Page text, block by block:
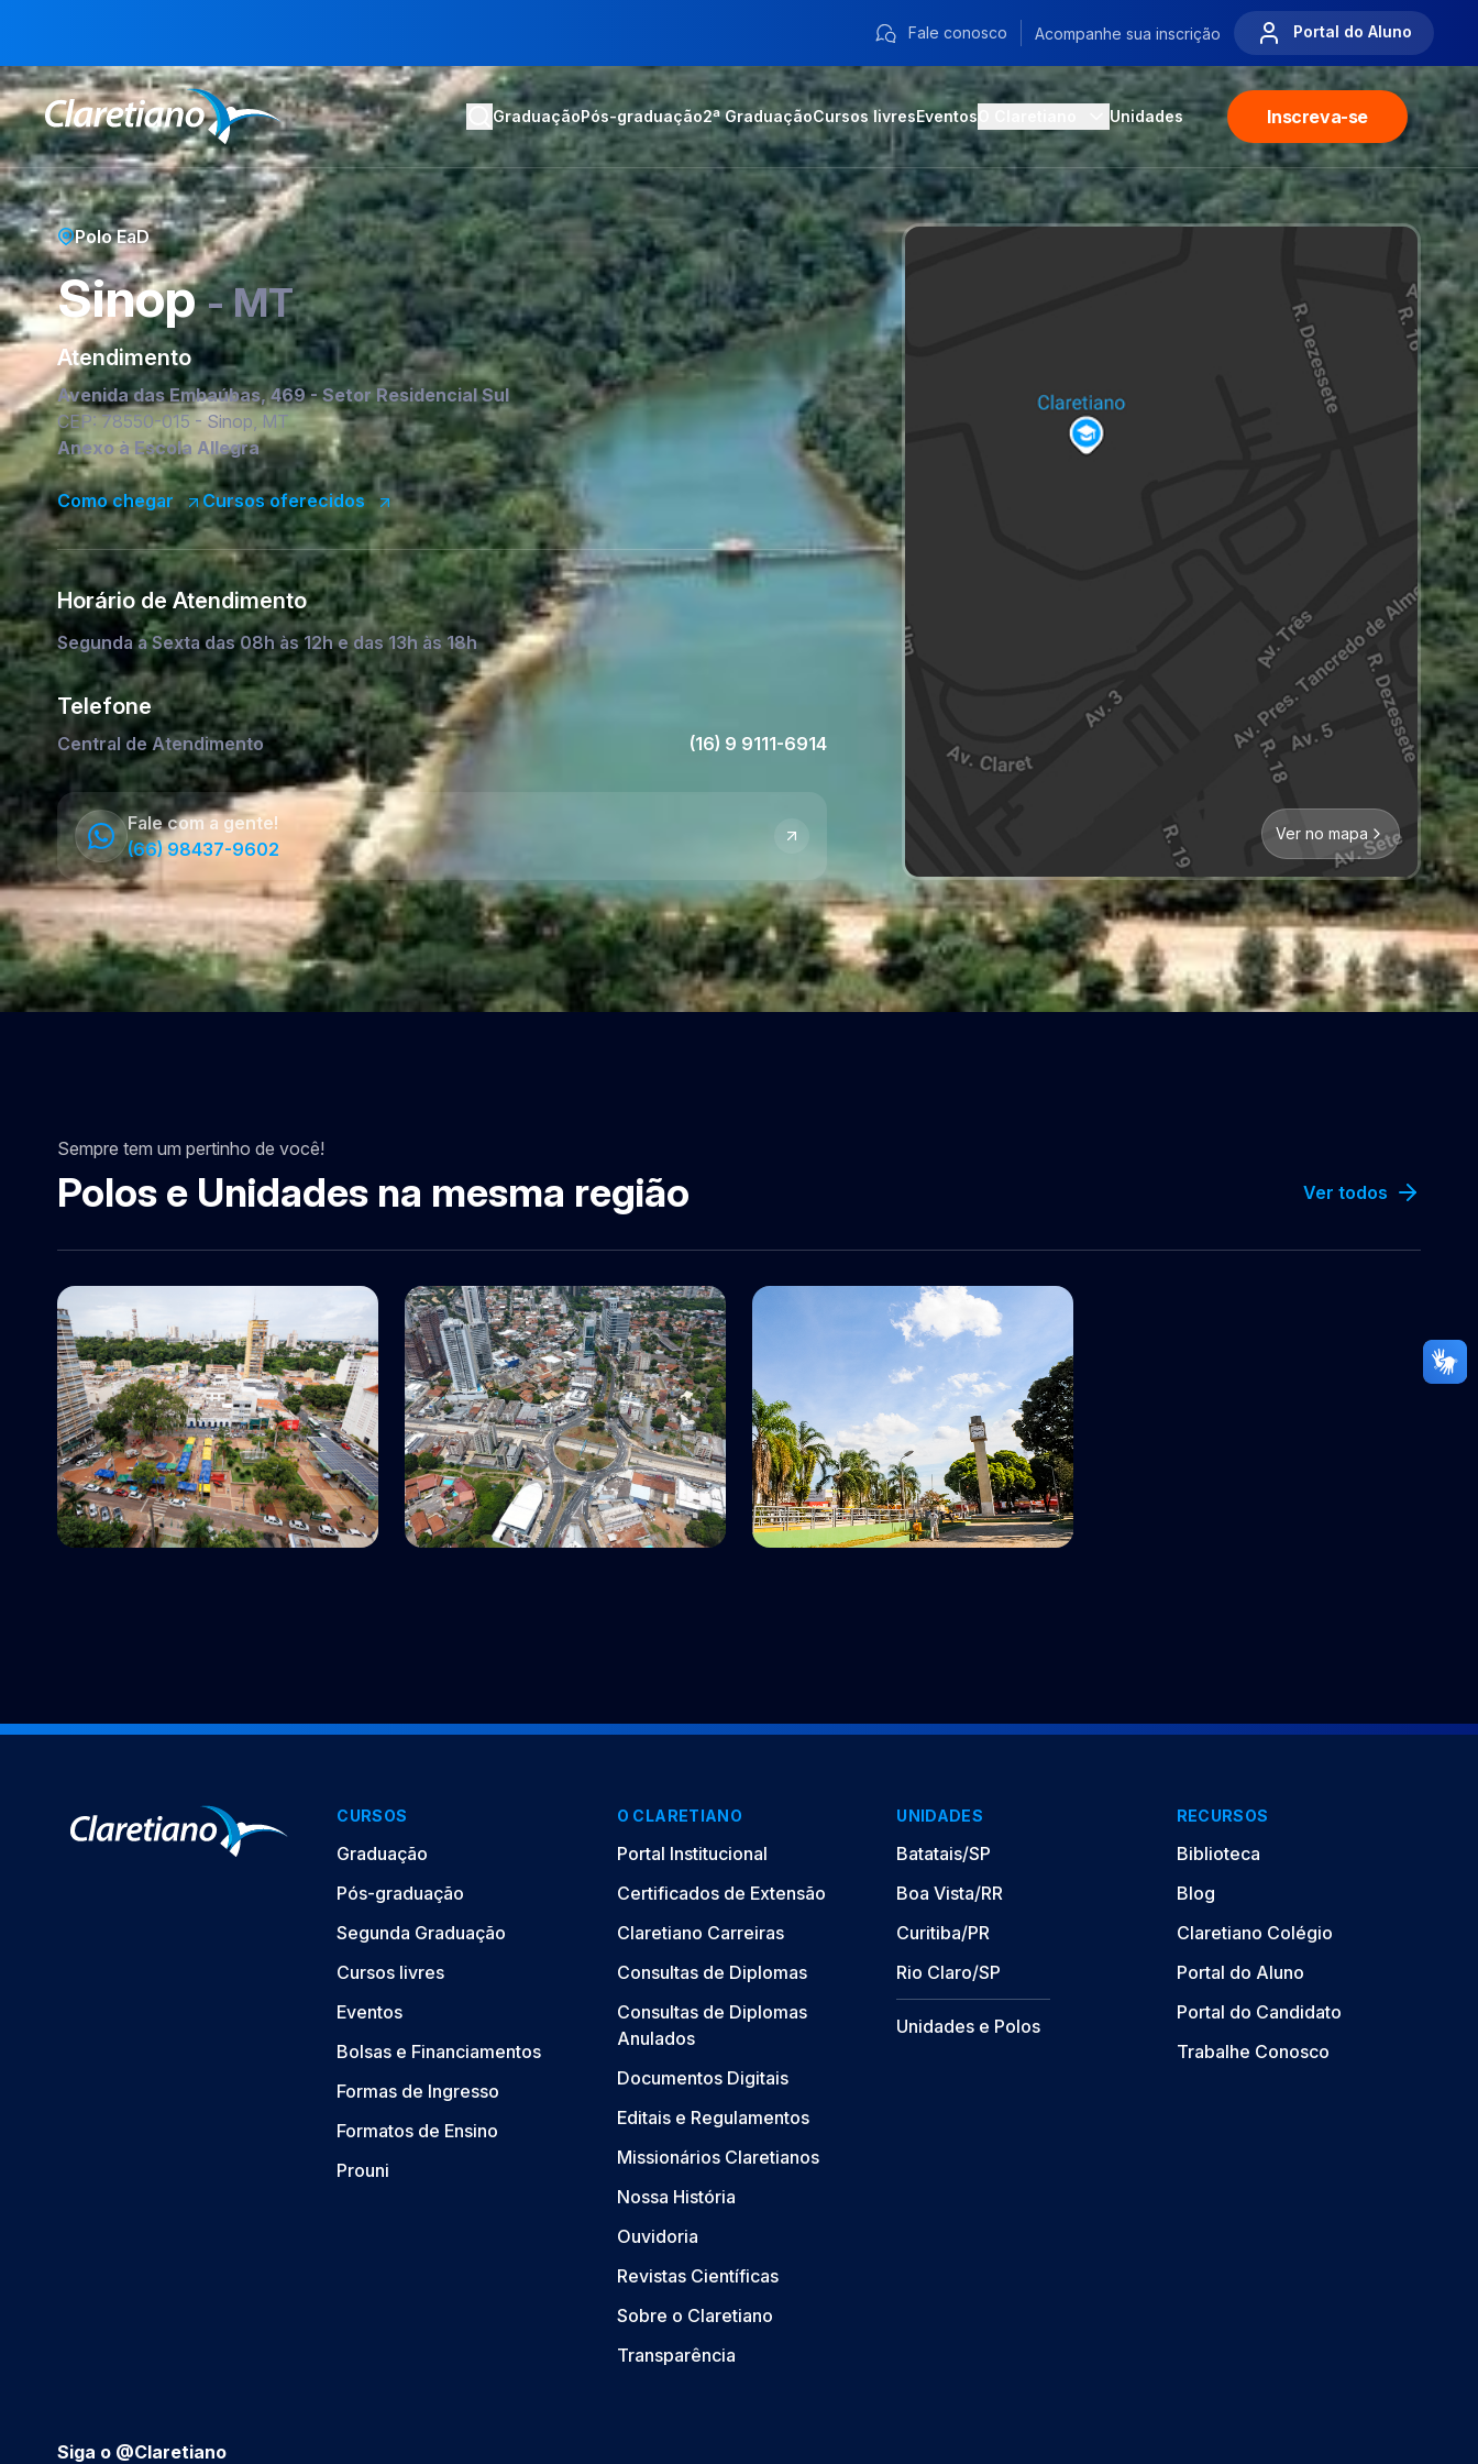
Fale conosco Acompanhe sua inscrição Portal do Aluno
GraduaçãoPós-graduação2ª GraduaçãoCursos livresEventos Unidades Inscreva-se
Polo EaD
Sinop- MT
Atendimento
Avenida das Embaúbas, 469 - Setor Residencial Sul
CEP: 78550-015 - Sinop, MT
Anexo à Escola Allegra
Como chegar Cursos oferecidos
Horário de Atendimento
Segunda a Sexta das 08h às 12h e das 13h às 18h
Telefone
Central de Atendimento (16) 9 9111-6914
Fale com a gente!
(66) 98437-9602
Ver no mapa
Sempre tem um pertinho de você!
Polos e Unidades na mesma região Ver todos
CURSOS
Graduação
Pós-graduação
Segunda Graduação
Cursos livres
Eventos
Bolsas e Financiamentos
Formas de Ingresso
Formatos de Ensino
Prouni
O CLARETIANO
Portal Institucional
Certificados de Extensão
Claretiano Carreiras
Consultas de Diplomas
Consultas de Diplomas
Anulados
Documentos Digitais
Editais e Regulamentos
Missionários Claretianos
Nossa História
Ouvidoria
Revistas Científicas
Sobre o Claretiano
Transparência
UNIDADES
Batatais/SP
Boa Vista/RR
Curitiba/PR
Rio Claro/SP
Unidades e Polos
RECURSOS
Biblioteca
Blog
Claretiano Colégio
Portal do Aluno
Portal do Candidato
Trabalhe Conosco
Siga o @Claretiano